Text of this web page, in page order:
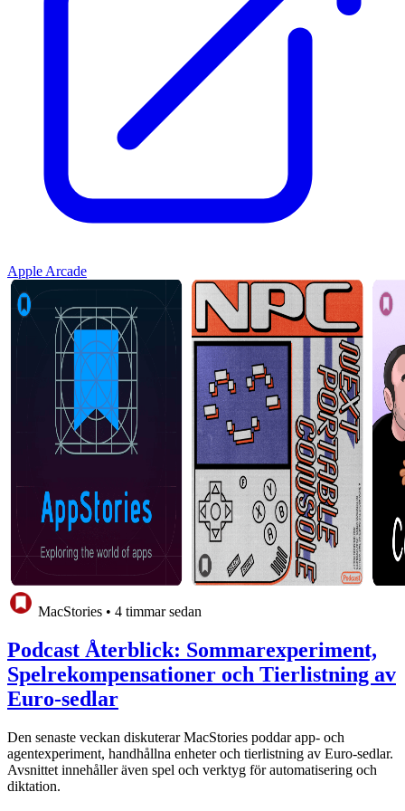
Apple Arcade
MacStories • 4 timmar sedan
Podcast Återblick: Sommarexperiment,
Spelrekompensationer och Tierlistning av
Euro-sedlar
Den senaste veckan diskuterar MacStories poddar app- och
agentexperiment, handhållna enheter och tierlistning av Euro-sedlar.
Avsnittet innehåller även spel och verktyg för automatisering och
diktation.